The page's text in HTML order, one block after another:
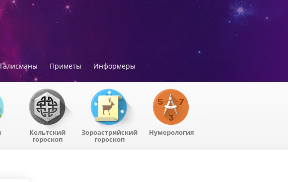
Приметы Информеры
Кельтский
гороскоп
Зороастрийский
гороскоп
Нумерология